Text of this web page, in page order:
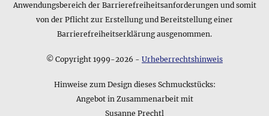
Anwendungsbereich der Barrierefreiheitsanforderungen und somit
von der Pflicht zur Erstellung und Bereitstellung einer
Barrierefreiheitserklärung ausgenommen.
© Copyright 1999-2026 - Urheberrechtshinweis
Hinweise zum Design dieses Schmuckstücks:
Angebot in Zusammenarbeit mit
Susanne Prechtl